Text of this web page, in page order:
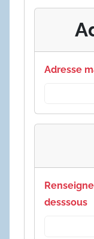
Adresse
desssous